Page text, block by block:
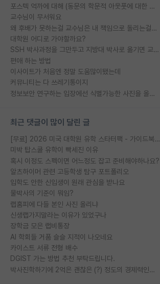
포스텍 억까에 대해 (동문의 학문적 아웃풋에 대한 반박)
교수님이 무서워요
왜 후배가 못하는걸 교수님은 내 책임으로 돌리는걸까요?
대학원 어디로 가야할까요?
SSH 박사과정을 그만두고 지방대 박사로 옮기면 교수의 꿈은 끝일까요?
편애 하는 방법
이사이트가 처음엔 정말 도움많이됐는데
커뮤니티는 다 쓰레기통이지
정보보안 연구하는 입장에선 식별가능한 사진을 올리는건 비추이긴함
최근 댓글이 많이 달린 글
[무료] 2026 미국 대학원 유학 스타터팩 - 가이드북 & 합격자 컨택메일 템플릿
미박 탑스쿨 유학이 빡세진 이유
혹시 이정도 스펙이면 어느정도 잡고 준비해야하나요?
알츠하이머 관련 고등학생 탐구 포트폴리오
입학도 안한 신입생이 원래 관심을 받나요
물박사의 기준이 뭐임?
랩홈피에 다들 본인 사진 올리냐
신생랩가지말라는 이유가 있었구나
장학금 모은 랩비통장
AI 학회들 거품 슬슬 지적이 나오네요
카이스트 서류 전형 배수
DGIST 가는 방법 추천 부탁드립니다.
박사진학하기에 2억은 괜찮은 (?) 정도의 경제력인가요